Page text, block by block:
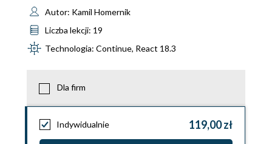
Autor: Kamil Homernik
Liczba lekcji: 19
Technologia: Continue, React 18.3
Dla firm
Indywidualnie 119,00 zł